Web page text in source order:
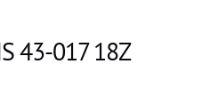
43-017 18Z